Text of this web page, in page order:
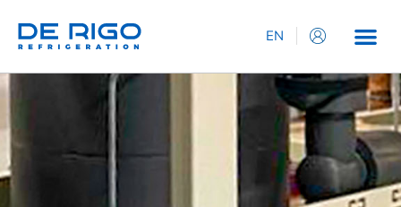
EN
IT
ES
DE
FR